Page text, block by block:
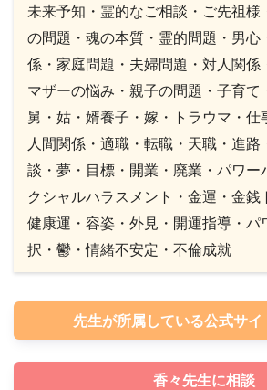
未来予知・霊的なご相談・ご先祖様
の問題・魂の本質・霊的問題・男心
係・家庭問題・夫婦問題・対人関係
マザーの悩み・親子の問題・子育て
舅・姑・婿養子・嫁・トラウマ・仕
人間関係・適職・転職・天職・進路
談・夢・目標・開業・廃業・パワー
クシャルハラスメント・金運・金銭
健康運・容姿・外見・開運指導・パ
択・鬱・情緒不安定・不倫成就
先生が所属している公式サイ
香々先生に相談